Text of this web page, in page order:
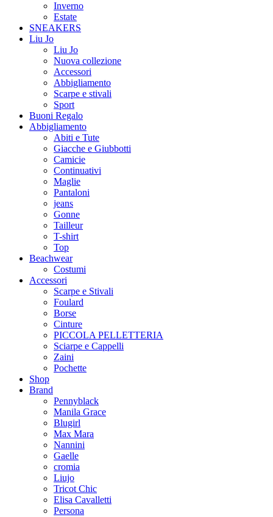
Inverno
Estate
SNEAKERS
Liu Jo
Liu Jo
Nuova collezione
Accessori
Abbigliamento
Scarpe e stivali
Sport
Buoni Regalo
Abbigliamento
Abiti e Tute
Giacche e Giubbotti
Camicie
Continuativi
Maglie
Pantaloni
jeans
Gonne
Tailleur
T-shirt
Top
Beachwear
Costumi
Accessori
Scarpe e Stivali
Foulard
Borse
Cinture
PICCOLA PELLETTERIA
Sciarpe e Cappelli
Zaini
Pochette
Shop
Brand
Pennyblack
Manila Grace
Blugirl
Max Mara
Nannini
Gaelle
cromia
Liujo
Tricot Chic
Elisa Cavalletti
Persona